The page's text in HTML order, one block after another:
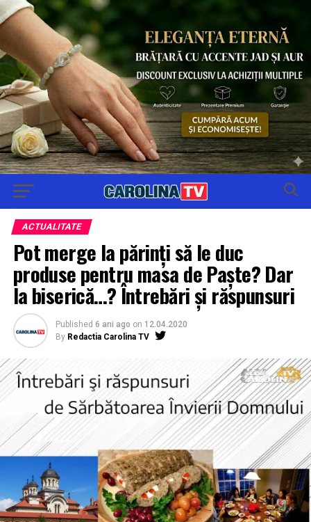
ACTUALITATE
Pot merge la părinți să le duc
produse pentru masa de Paște? Dar
la biserică…? Întrebări şi răspunsuri
Published 6 ani ago on 12.04.2020
By Redactia Carolina TV